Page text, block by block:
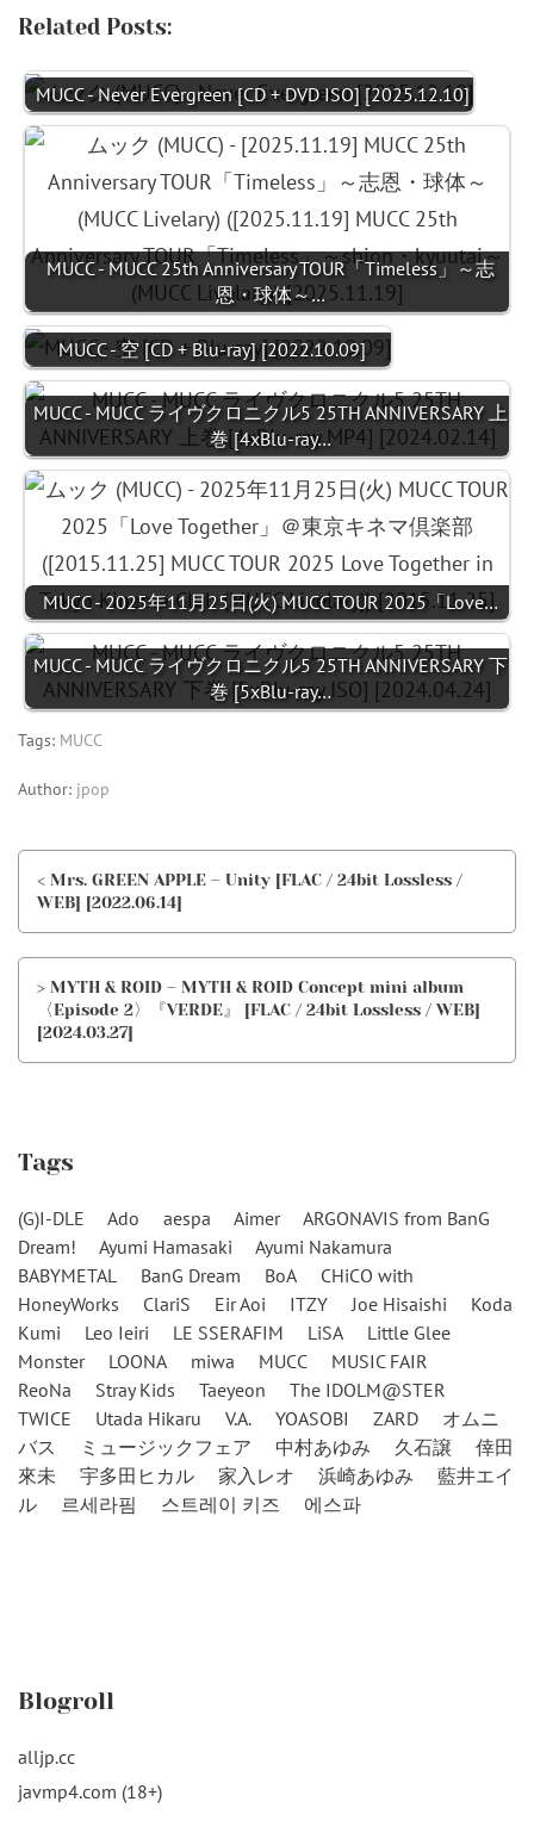
Related Posts:
MUCC - Never Evergreen [CD + DVD ISO] [2025.12.10]
MUCC - MUCC 25th Anniversary TOUR「Timeless」～志
恩・球体～…
MUCC - 空 [CD + Blu-ray] [2022.10.09]
MUCC - MUCC ライヴクロニクル5 25TH ANNIVERSARY 上
巻 [4xBlu-ray…
MUCC - 2025年11月25日(火) MUCC TOUR 2025「Love…
MUCC - MUCC ライヴクロニクル5 25TH ANNIVERSARY 下
巻 [5xBlu-ray…
Tags: MUCC
Author: jpop
< Mrs. GREEN APPLE – Unity [FLAC / 24bit Lossless /
WEB] [2022.06.14]
> MYTH & ROID – MYTH & ROID Concept mini album
〈Episode 2〉『VERDE』 [FLAC / 24bit Lossless / WEB]
[2024.03.27]
Tags
(G)I-DLE Ado aespa Aimer
ARGONAVIS from BanG
Dream!
Ayumi Hamasaki
Ayumi Nakamura
BABYMETAL
BanG Dream BoA
CHiCO with
HoneyWorks
ClariS Eir Aoi ITZY Joe Hisaishi
Koda
Kumi
Leo Ieiri LE SSERAFIM LiSA
Little Glee
Monster
LOONA miwa MUCC
MUSIC FAIR
ReoNa
Stray Kids Taeyeon
The IDOLM@STER
TWICE
Utada Hikaru V.A. YOASOBI ZARD
オムニ
バス
ミュージックフェア 中村あゆみ 久石譲
倖田
來未
宇多田ヒカル 家入レオ 浜崎あゆみ
藍井エイ
ル
르세라핌 스트레이 키즈 에스파
Blogroll
alljp.cc
javmp4.com (18+)